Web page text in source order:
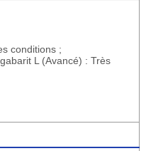
conditions ;
L (Avancé) : Très